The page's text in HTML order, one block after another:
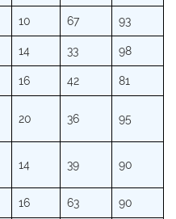
10 67 93
14 33 98
16 42 81
20 36 95
14 39 90
16 63 90